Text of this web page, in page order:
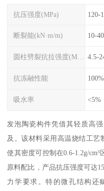
抗压强度(MPa) 120-
断裂能(kN·m/m) 10-40
圆柱劈裂抗拉强度(MPa) 4.5-
抗冻融性能
吸水率 <5%
发泡陶瓷构件凭借其轻质高
及。该材料采用高温烧结工艺
使其密度可控制在0.6-1.2g/
原料配比，产品抗压强度可达
力学要求。特的微孔结构还